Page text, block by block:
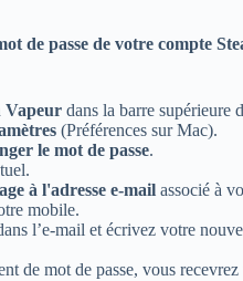
de passe de votre compte
Vapeur dans la barre supérieure
(Préférences sur Mac).
le mot de passe.
à l'adresse e-mail associé à
mobile.
l’e-mail et écrivez votre
de mot de passe, vous